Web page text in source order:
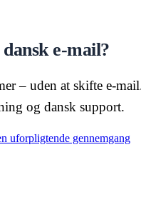
e-mail?
– uden at skifte e-
og dansk support.
uforpligtende gennemgang